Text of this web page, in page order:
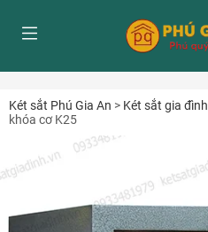
Két sắt Phú Gia An > Két sắt gia đình
khóa cơ K25